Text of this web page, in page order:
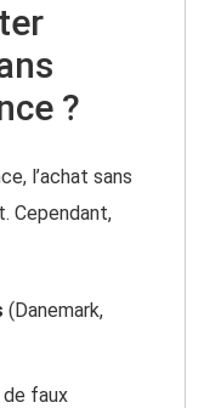
?
l’achat sans
Cependant,
(Danemark,
faux